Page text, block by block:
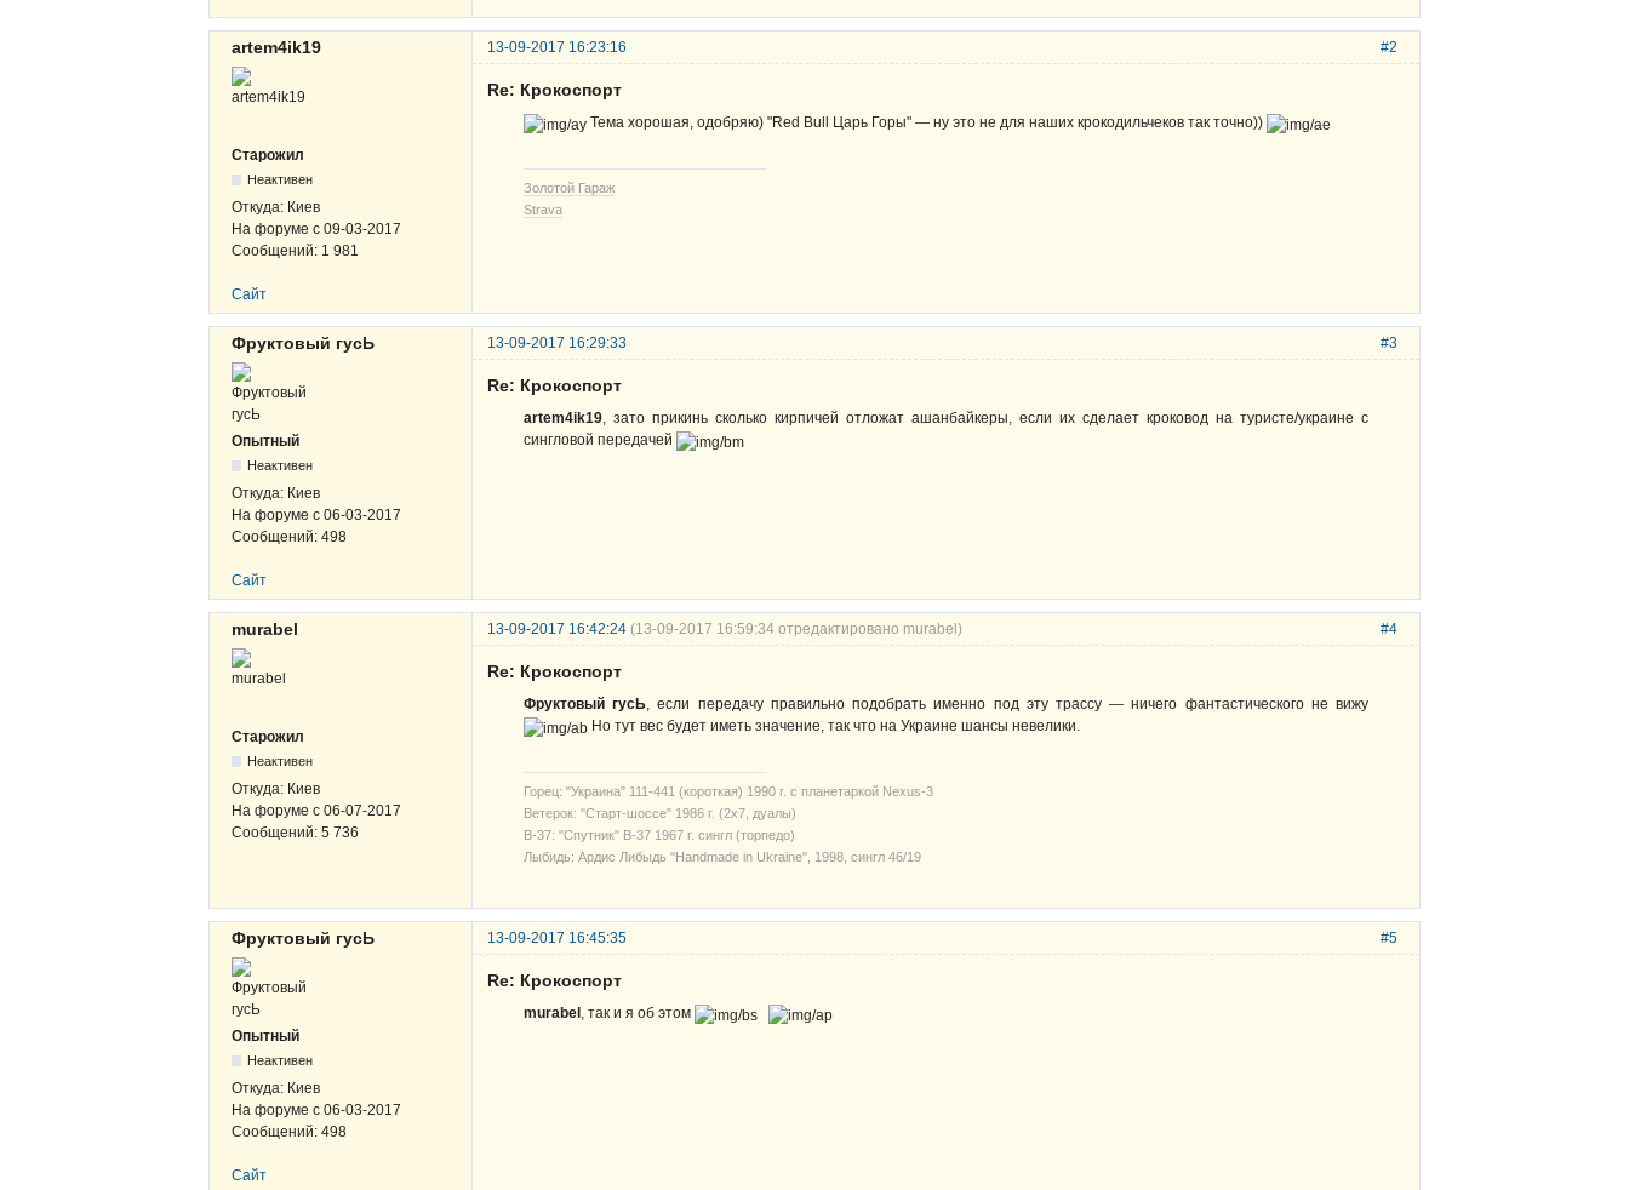
#2
artem4ik19 13-09-2017 16:23:16
Старожил
Неактивен
Откуда: Киев
На форуме с 09-03-2017
Сообщений: 1 981
Re: Крокоспорт
Тема хорошая, одобряю) "Red Bull Царь Горы" — ну это не для наших крокодильчеков так точно))
Золотой Гараж
Strava
Сайт
#3
Фруктовый гусЬ 13-09-2017 16:29:33
Опытный
Неактивен
Откуда: Киев
На форуме с 06-03-2017
Сообщений: 498
Re: Крокоспорт
artem4ik19, зато прикинь сколько кирпичей отложат ашанбайкеры, если их сделает кроковод на туристе/украине с
сингловой передачей
Сайт
#4
murabel 13-09-2017 16:42:24 (13-09-2017 16:59:34 отредактировано murabel)
Старожил
Неактивен
Откуда: Киев
На форуме с 06-07-2017
Сообщений: 5 736
Re: Крокоспорт
Фруктовый гусЬ, если передачу правильно подобрать именно под эту трассу — ничего фантастического не вижу
Но тут вес будет иметь значение, так что на Украине шансы невелики.
Горец: "Украина" 111-441 (короткая) 1990 г. с планетаркой Nexus-3
Ветерок: "Старт-шоссе" 1986 г. (2х7, дуалы)
В-37: "Спутник" В-37 1967 г. сингл (торпедо)
Лыбидь: Ардис Либыдь "Handmade in Ukraine", 1998, сингл 46/19
#5
Фруктовый гусЬ 13-09-2017 16:45:35
Опытный
Неактивен
Откуда: Киев
На форуме с 06-03-2017
Сообщений: 498
Re: Крокоспорт
murabel , так и я об этом
Сайт